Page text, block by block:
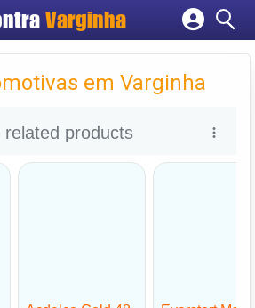
Varginha
Cadastrar empresa
Criar contaem Varginha